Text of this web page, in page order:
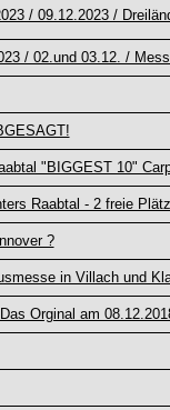
/ 09.12.2023 /
/ 02.und 03.12. /
"BIGGEST 10"
Raabtal - 2 freie
?
in Villach und
Orginal am